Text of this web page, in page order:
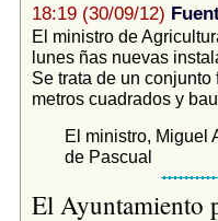
18:19 (30/09/12)
El ministro de
lunes ñas nuevas
Se trata de un
metros cuadrados y
El ministro, Miguel
de Pascual
El Ayuntamiento